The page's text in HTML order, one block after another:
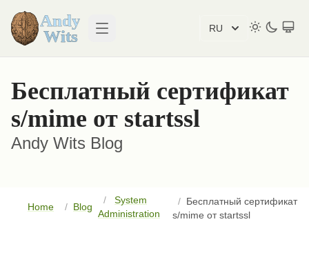
Open main menu
RU
Бесплатный сертификат
s/mime от startssl
Andy Wits Blog
Home Blog
System
Administration
Бесплатный сертификат
s/mime от startssl